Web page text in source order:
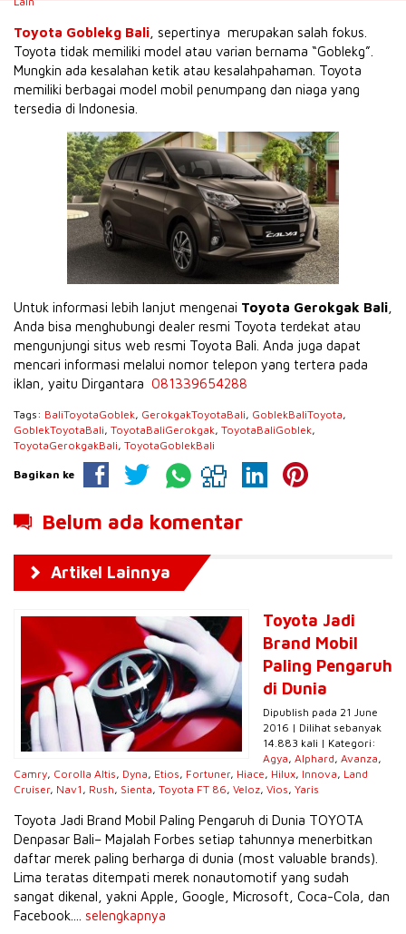
Toyota Goblekg Bali , sepertinya merupakan salah fokus.
Toyota tidak memiliki model atau varian bernama “Goblekg”.
Mungkin ada kesalahan ketik atau kesalahpahaman. Toyota
memiliki berbagai model mobil penumpang dan niaga yang
tersedia di Indonesia.
Untuk informasi lebih lanjut mengenai Toyota Gerokgak Bali
Anda bisa menghubungi dealer resmi Toyota terdekat atau
mengunjungi situs web resmi Toyota Bali. Anda juga dapat
mencari informasi melalui nomor telepon yang tertera pada
iklan, yaitu Dirgantara 081339654288
Tags: BaliToyotaGoblek, GerokgakToyotaBali, GoblekBaliToyota,
GoblekToyotaBali, ToyotaBaliGerokgak, ToyotaBaliGoblek,
ToyotaGerokgakBali, ToyotaGoblekBali
Bagikan ke
Belum ada komentar
Artikel Lainnya
Toyota Jadi
Brand Mobil
Paling Pengaruh
di Dunia
Dipublish pada 21 June
2016 | Dilihat sebanyak
14.883 kali | Kategori:
Agya, Alphard, Avanza,
Camry, Corolla Altis, Dyna, Etios, Fortuner, Hiace, Hilux, Innova, Land
Cruiser, Nav1 , Rush, Sienta, Toyota FT 86, Veloz, Vios, Yaris
Toyota Jadi Brand Mobil Paling Pengaruh di Dunia TOYOTA
Denpasar Bali– Majalah Forbes setiap tahunnya menerbitkan
daftar merek paling berharga di dunia (most valuable brands).
Lima teratas ditempati merek nonautomotif yang sudah
sangat dikenal, yakni Apple, Google, Microsoft, Coca-Cola, dan
Facebook.... selengkapnya